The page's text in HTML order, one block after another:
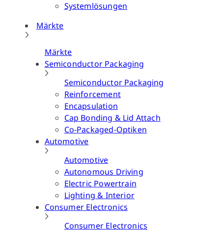
Systemlösungen
Märkte
Märkte
Semiconductor Packaging
Semiconductor Packaging
Reinforcement
Encapsulation
Cap Bonding & Lid Attach
Co-Packaged-Optiken
Automotive
Automotive
Autonomous Driving
Electric Powertrain
Lighting & Interior
Consumer Electronics
Consumer Electronics